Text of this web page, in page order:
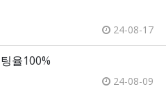
24-08-17
율100%
24-08-09